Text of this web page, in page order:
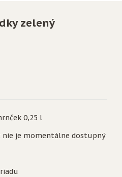
zelený
0,25 l
je momentálne dostupný